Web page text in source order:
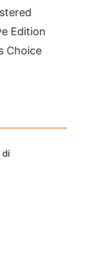
Edition
Choice